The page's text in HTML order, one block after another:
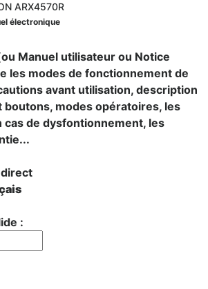
ARX4570R
électronique
Manuel utilisateur ou Notice
les modes de fonctionnement de
avant utilisation, description
boutons, modes opératoires, les
cas de dysfontionnement, les
: